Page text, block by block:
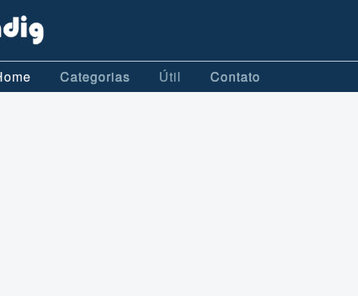
Categorias Útil Contato